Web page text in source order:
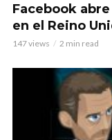
Facebook
en el Reino
147 views 2 min read